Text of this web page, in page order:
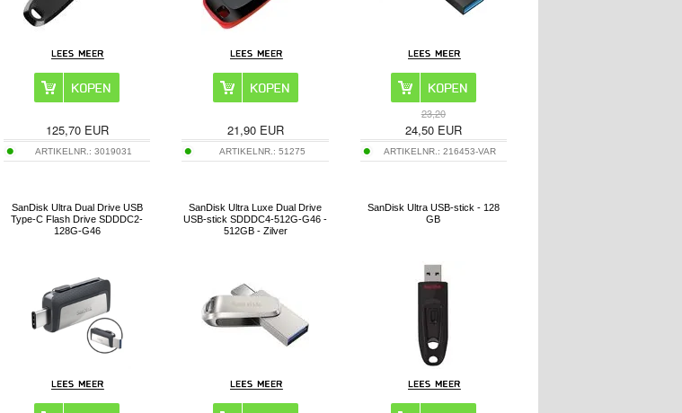
125,70EUR
ARTIKELNR.:3019031
21,90EUR
ARTIKELNR.: 51275
23,20
24,50EUR
ARTIKELNR.:216453-VAR
SanDisk Ultra Dual Drive USB
Type-C Flash Drive SDDDC2-
128G-G46
SanDisk Ultra Luxe Dual Drive
USB-stick SDDDC4-512G-G46 -
512GB - Zilver
SanDisk Ultra USB-stick - 128
GB